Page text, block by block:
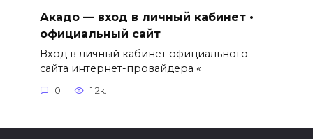
Акадо — вход в личный кабинет •
официальный сайт
Вход в личный кабинет официального
сайта интернет-провайдера «
0 1.2к.